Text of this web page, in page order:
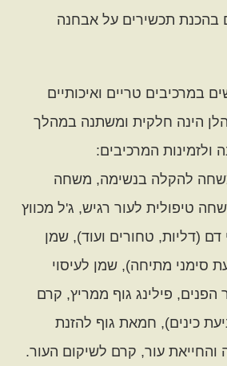
בהכנת תכשירים על אבחנה
במרכיבים טריים ואיכותיים
הינה חלקית ומשתנה במהלך
המרכיבים:
להקלה בנשימה, משחה
טיפולית לעור רגיש, ג'ל מכווץ
דם (דליות, טחורים ועוד), שמן
סימני מתיחה), שמן לעיסוי
הפנים, פילינג גוף ממריץ, קרם
כינים), חמאת גוף להזנת
והחייאת עור, קרם לשיקום העור.